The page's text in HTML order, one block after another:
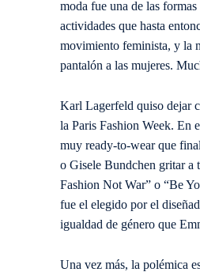
moda fue una de las
actividades que hasta
movimiento feminista, y la
pantalón a las mujeres.
Karl Lagerfeld quiso dejar
la Paris Fashion Week. En
muy ready-to-wear que
o Gisele Bundchen gritar a
Fashion Not War” o “Be
fue el elegido por el
igualdad de género que
Una vez más, la polémica